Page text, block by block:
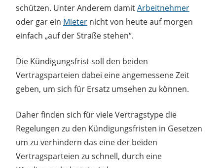
schützen. Unter Anderem damitArbeitnehmer
oder gar ein Mieter nicht von heute auf morgen
einfach „auf der Straße stehen“.
Die Kündigungsfrist soll den beiden
Vertragsparteien dabei eine angemessene Zeit
geben, um sich für Ersatz umsehen zu können.
Daher finden sich für viele Vertragstype die
Regelungen zu den Kündigungsfristen in Gesetzen
um zu verhindern das eine der beiden
Vertragsparteien zu schnell, durch eine